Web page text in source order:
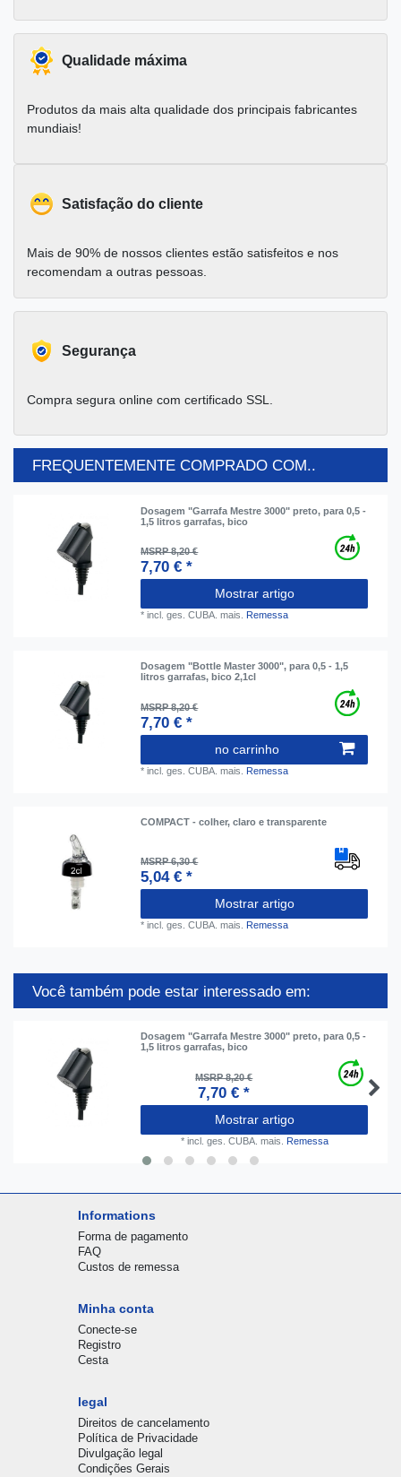
Qualidade máxima
Produtos da mais alta qualidade dos principais fabricantes
mundiais!
Satisfação do cliente
Mais de 90% de nossos clientes estão satisfeitos e nos
recomendam a outras pessoas.
Segurança
Compra segura online com certificado SSL.
FREQUENTEMENTE COMPRADO COM..
Dosagem "Garrafa Mestre 3000" preto, para 0,5 -
1,5 litros garrafas, bico
MSRP 8,20 €
7,70 € *
Mostrar artigo
*incl. ges. CUBA. mais. Remessa
Dosagem "Bottle Master 3000", para 0,5 - 1,5
litros garrafas, bico 2,1cl
MSRP 8,20 €
7,70 € *
no carrinho
*incl. ges. CUBA. mais. Remessa
COMPACT - colher, claro e transparente
MSRP 6,30 €
5,04 € *
Mostrar artigo
*incl. ges. CUBA. mais. Remessa
Você também pode estar interessado em:
Dosagem "Garrafa Mestre 3000" preto, para 0,5 -
1,5 litros garrafas, bico
MSRP 8,20 €
7,70 € *
Mostrar artigo
* incl. ges. CUBA. mais. Remessa
Informations
Forma de pagamento
FAQ
Custos de remessa
Minha conta
Conecte-se
Registro
Cesta
legal
Direitos de cancelamento
Política de Privacidade
Divulgação legal
Condições Gerais